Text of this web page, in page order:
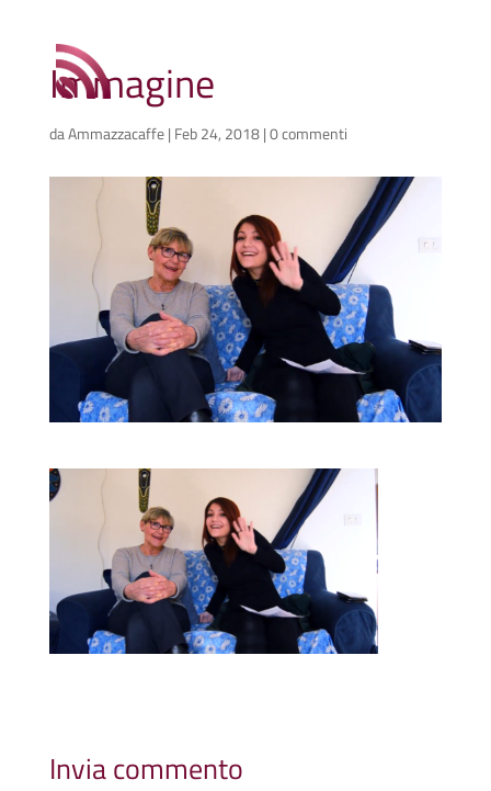
Immagine
daAmmazzacaffe| Feb 24, 2018|0 commenti
Invia commento